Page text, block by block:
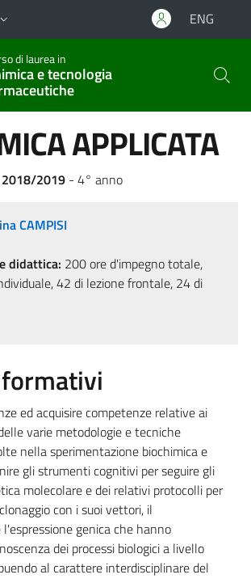
ENG
di laurea in
e tecnologia
APPLICATA
2018/2019 - 4° anno
CAMPISI
didattica: 200 ore d'impegno totale,
42 di lezione frontale, 24 di
ed acquisire competenze relative ai
varie metodologie e tecniche
nella sperimentazione biochimica e
gli strumenti cognitivi per seguire gli
molecolare e dei relativi protocolli per
con i suoi vettori, il
genica che hanno
dei processi biologici a livello
al carattere interdisciplinare del